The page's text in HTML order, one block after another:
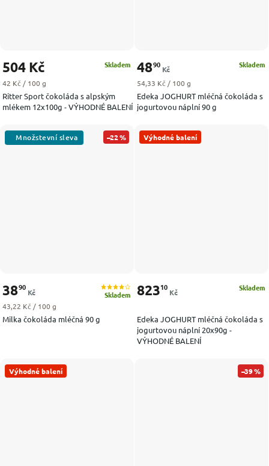
Ritter Sport čokoláda s alpským
mlékem 12x100g - VÝHODNÉ BALENÍ
Skladem
504 Kč
Měrná cena:
42 Kč / 100 g
Edeka JOGHURT mléčná čokoláda s
jogurtovou náplní 90 g
Skladem
4890
Kč
Měrná cena:
54,33 Kč / 100 g
–22 %
Milka čokoláda mléčná 90 g
Skladem
3890
Kč
Měrná cena:
43,22 Kč / 100 g
Výhodné balení
Edeka JOGHURT mléčná čokoláda s
jogurtovou náplní 20x90g -
VÝHODNÉ BALENÍ
Skladem
82310
Kč
Výhodné balení –39 %